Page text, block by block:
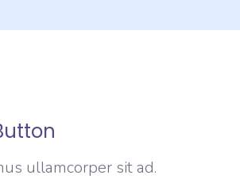
ullamcorper sit ad.